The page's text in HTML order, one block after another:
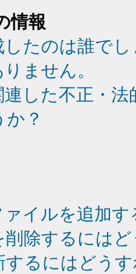
情報
したのは誰で
ません。
連した不正・
？
イルを追加
除するには
するにはどう